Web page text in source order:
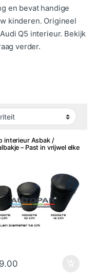
en bevat handige
kinderen. Origineel
Q5 interieur. Bekijk
verder.
populariteit
interieur Asbak /
– Past in vrijwel elke